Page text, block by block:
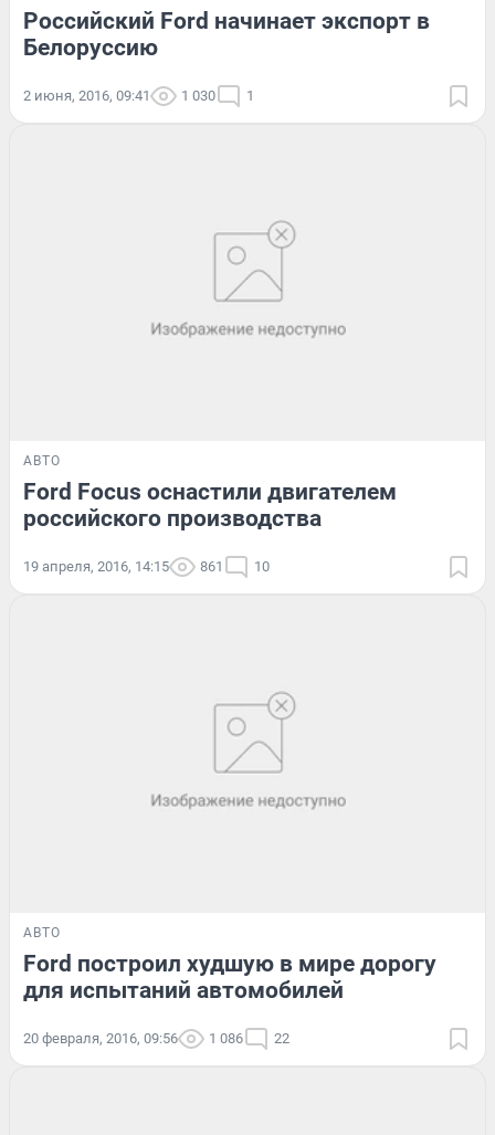
Российский Ford начинает экспорт в
Белоруссию
2 июня, 2016, 09:41 1 030 1
АВТО
Ford Focus оснастили двигателем
российского производства
19 апреля, 2016, 14:15 861 10
АВТО
Ford построил худшую в мире дорогу
для испытаний автомобилей
20 февраля, 2016, 09:56 1 086 22